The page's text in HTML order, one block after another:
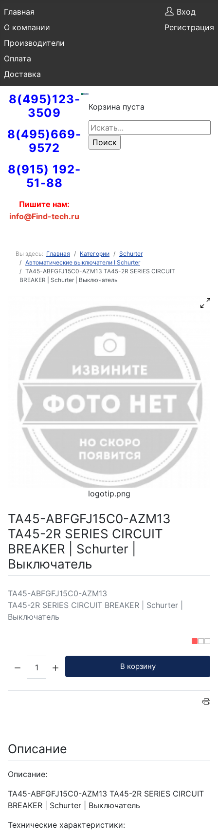
Главная
О компании
Производители
Оплата
Доставка
Вход
Регистрация
8(495)123-
3509
8(495)669-
9572
8(915) 192-
51-88
Пишите нам:
info@Find-tech.ru
Корзина пуста
Вы здесь: Главная Категории
Schurter
Автоматические выключатели I Schurter
TA45-ABFGFJ15C0-AZM13 TA45-2R SERIES CIRCUIT
BREAKER | Schurter | Выключатель
logotip.png
TA45-ABFGFJ15C0-AZM13
TA45-2R SERIES CIRCUIT
BREAKER | Schurter |
Выключатель
TA45-ABFGFJ15C0-AZM13
TA45-2R SERIES CIRCUIT BREAKER | Schurter |
Выключатель
В корзину
Описание
Описание:
TA45-ABFGFJ15C0-AZM13 TA45-2R SERIES CIRCUIT
BREAKER | Schurter | Выключатель
Технические характеристики: